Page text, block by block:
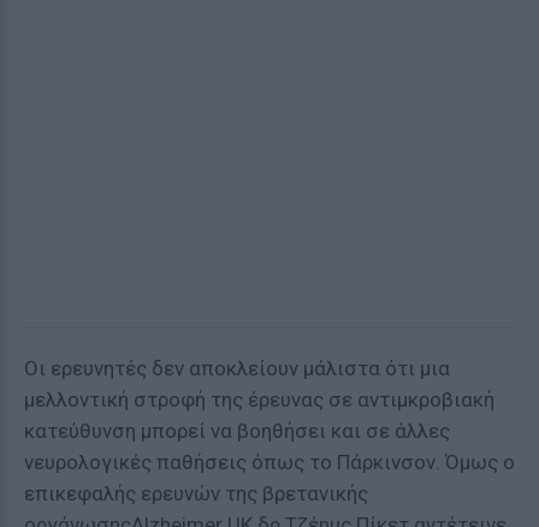
Οι ερευνητές δεν αποκλείουν μάλιστα ότι μια
μελλοντική στροφή της έρευνας σε αντιμκροβιακή
κατεύθυνση μπορεί να βοηθήσει και σε άλλες
νευρολογικές παθήσεις όπως το Πάρκινσον. Όμως ο
επικεφαλής ερευνών της βρετανικής